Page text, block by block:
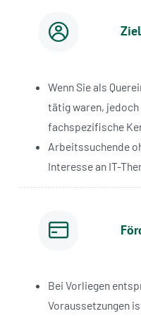
Wenn Sie als
tätig waren, jedoch
fachspezifische
Arbeitssuchende
Interesse an IT-
Bei Vorliegen
Voraussetzungen